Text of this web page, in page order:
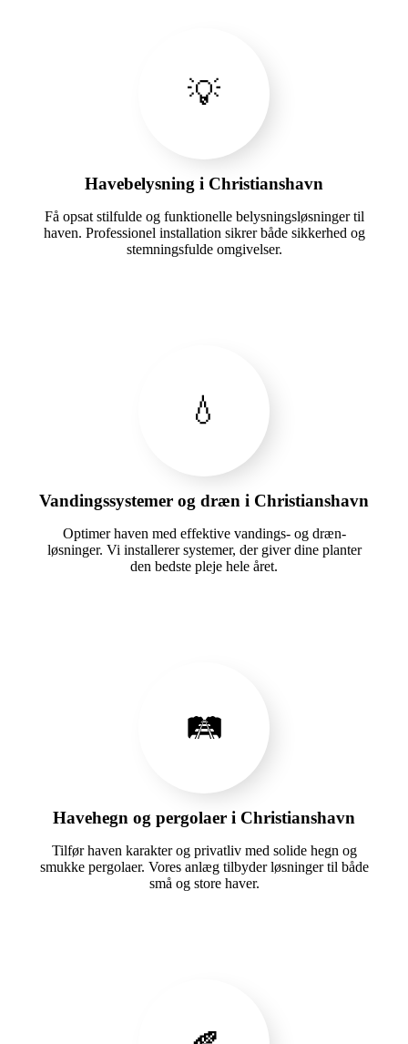
💡
Havebelysning i Christianshavn
Få opsat stilfulde og funktionelle belysningsløsninger til
haven. Professionel installation sikrer både sikkerhed og
stemningsfulde omgivelser.
💧
Vandingssystemer og dræn i Christianshavn
Optimer haven med effektive vandings- og dræn-
løsninger. Vi installerer systemer, der giver dine planter
den bedste pleje hele året.
🛤️
Havehegn og pergolaer i Christianshavn
Tilfør haven karakter og privatliv med solide hegn og
smukke pergolaer. Vores anlæg tilbyder løsninger til både
små og store haver.